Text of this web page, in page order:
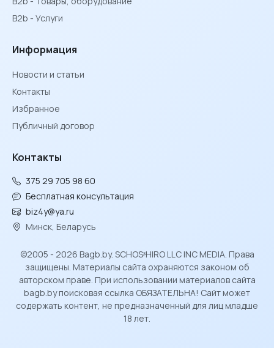
B2b - Услуги
Информация
Новости и статьи
Контакты
Избранное
Публичный договор
Контакты
375 29 705 98 60
Бесплатная консультация
biz4y@ya.ru
Минск, Беларусь
©2005 - 2026 Bagb.by. SCHOSᶳHIRO LLC INC MEDIA. Права
защищены. Материалы сайта охраняются законом об
авторском праве. При использовании материалов сайта
bagb.by поисковая ссылка ОБЯЗАТЕЛЬНА! Сайт может
содержать контент, не предназначенный для лиц младше
18 лет.